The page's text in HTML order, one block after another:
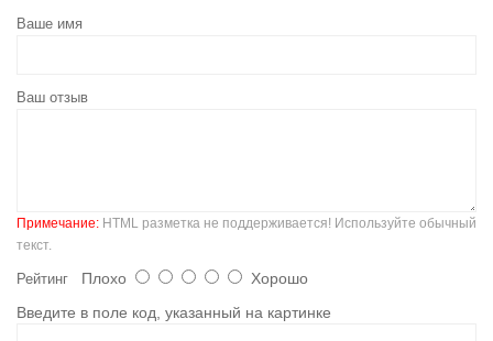
Ваше имя
Ваш отзыв
Примечание: HTML разметка не поддерживается! Используйте обычный
текст.
Рейтинг Плохо
Хорошо
Введите в поле код, указанный на картинке